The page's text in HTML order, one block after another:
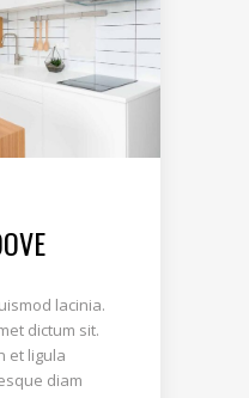
lacinia.
dictum sit.
et ligula
diam